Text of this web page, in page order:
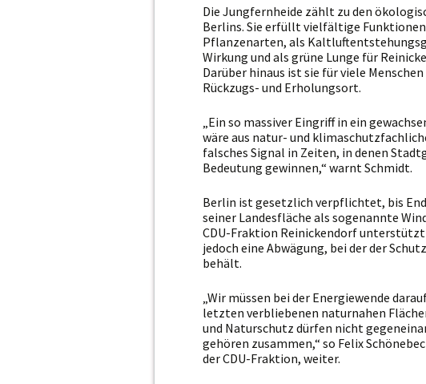
Die Jungfernheide zählt zu den
Berlins. Sie erfüllt vielfältige
Pflanzenarten, als
Wirkung und als grüne Lunge für
Darüber hinaus ist sie für viele
Rückzugs- und Erholungsort.
„Ein so massiver Eingriff in ein
wäre aus natur- und
falsches Signal in Zeiten, in denen
Bedeutung gewinnen,“ warnt Schmidt.
Berlin ist gesetzlich verpflichtet, bis
seiner Landesfläche als sogenannte
CDU-Fraktion Reinickendorf
jedoch eine Abwägung, bei der der
behält.
„Wir müssen bei der Energiewende
letzten verbliebenen naturnahen
und Naturschutz dürfen nicht
gehören zusammen,“ so Felix
der CDU-Fraktion, weiter.